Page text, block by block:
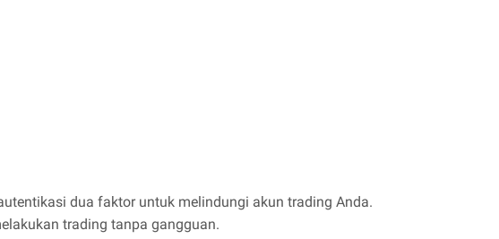
dua faktor untuk melindungi akun trading Anda.
trading tanpa gangguan.